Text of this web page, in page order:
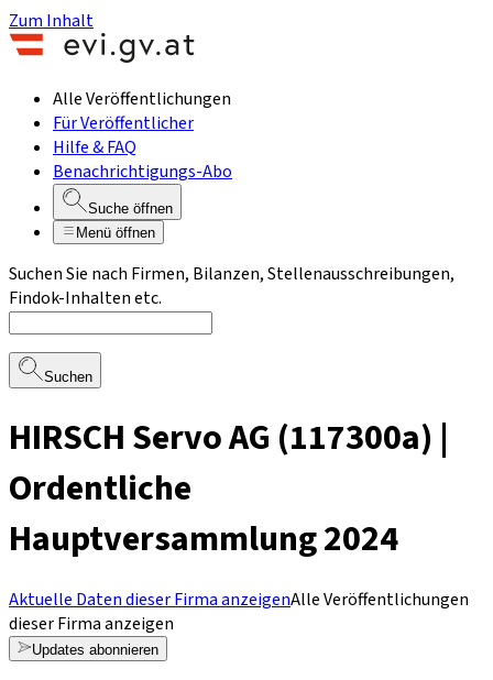
Zum Inhalt
Alle Veröffentlichungen
Für Veröffentlicher
Hilfe & FAQ
Benachrichtigungs-Abo
Suche öffnen
Menü öffnen
Suchen Sie nach Firmen, Bilanzen, Stellenausschreibungen,
Findok-Inhalten etc.
Suchen
HIRSCH Servo AG (117300a) |
Ordentliche
Hauptversammlung 2024
Aktuelle Daten dieser Firma anzeigenAlle Veröffentlichungen
dieser Firma anzeigen
Updates abonnieren